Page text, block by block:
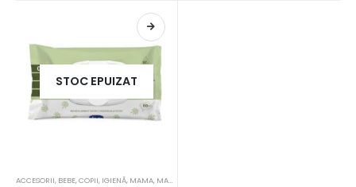
STOC EPUIZAT
ACCESORII, BEBE,COPII, IGIENĂ, MAMA, MAMA ȘI COPILUL